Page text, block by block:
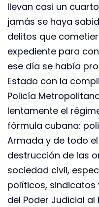
llevan casi un
jamás se haya
delitos que
expediente para
ese día se había
Estado con la
Policía
lentamente el
fórmula cubana:
Armada y de todo
destrucción de las
sociedad civil,
políticos,
del Poder Judicial